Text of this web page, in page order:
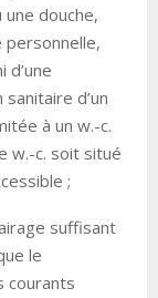
douche,
personnelle,
d’un
à un w.-c.
w.-c. soit situé
;
suffisant
le
courants